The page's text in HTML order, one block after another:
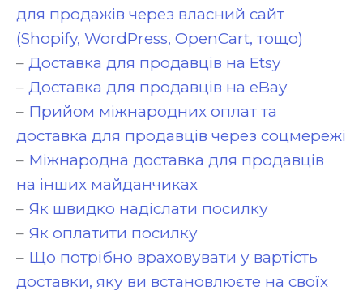
для продажів через власний сайт
(Shopify, WordPress, OpenCart, тощо)
– Доставка для продавців на Etsy
– Доставка для продавців на eBay
– Прийом міжнародних оплат та
доставка для продавців через соцмережі
– Міжнародна доставка для продавців
на інших майданчиках
– Як швидко надіслати посилку
– Як оплатити посилку
– Що потрібно враховувати у вартість
доставки, яку ви встановлюєте на своїх